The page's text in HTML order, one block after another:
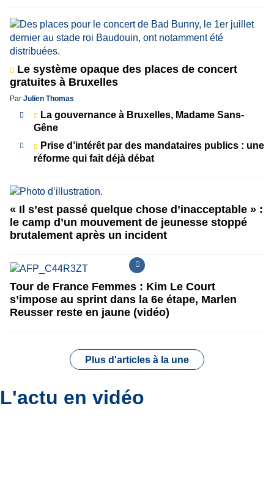
Le système opaque des places de concert
gratuites à Bruxelles
Par Julien Thomas
La gouvernance à Bruxelles, Madame Sans-
Gêne
Prise d’intérêt par des mandataires publics : une
réforme qui fait déjà débat
« Il s’est passé quelque chose d’inacceptable » :
le camp d’un mouvement de jeunesse stoppé
brutalement après un incident
Tour de France Femmes : Kim Le Court
s’impose au sprint dans la 6e étape, Marlen
Reusser reste en jaune (vidéo)
Plus d'articles à la une
L'actu en vidéo